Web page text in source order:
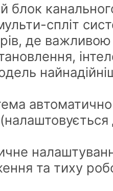
спліт
де
та тиху